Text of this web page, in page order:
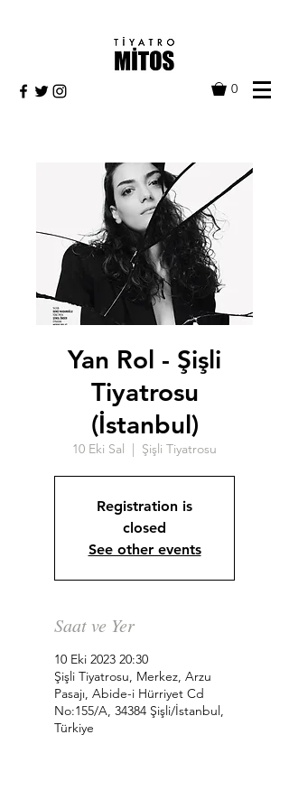
0
Yan Rol - Şişli
Tiyatrosu
(İstanbul)
10 Eki Sal
  |
Şişli Tiyatrosu
Registration is
closed
See other events
Saat ve Yer
10 Eki 2023 20:30
Şişli Tiyatrosu, Merkez, Arzu
Pasajı, Abide-i Hürriyet Cd
No:155/A, 34384 Şişli/İstanbul,
Türkiye